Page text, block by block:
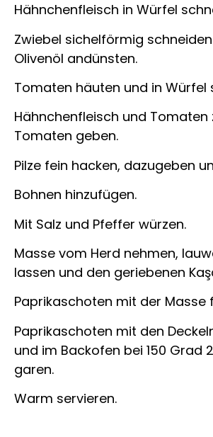
Hähnchenfleisch in Würfel
Zwiebel sichelförmig
Olivenöl andünsten.
Tomaten häuten und in Würfel
Hähnchenfleisch und Tomaten
Tomaten geben.
Pilze fein hacken, dazugeben
Bohnen hinzufügen.
Mit Salz und Pfeffer würzen.
Masse vom Herd nehmen,
lassen und den geriebenen
Paprikaschoten mit der Masse
Paprikaschoten mit den
und im Backofen bei 150 Grad
garen.
Warm servieren.